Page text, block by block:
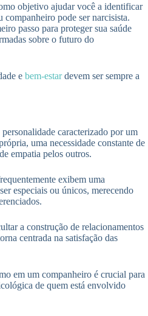
objetivo ajudar você a identificar
companheiro pode ser narcisista.
passo para proteger sua saúde
sobre o futuro do
e bem-estardevem ser sempre a
caracterizado por um
uma necessidade constante de
empatia pelos outros.
exibem uma
especiais ou únicos, merecendo
a construção de relacionamentos
centrada na satisfação das
em um companheiro é crucial para
de quem está envolvido